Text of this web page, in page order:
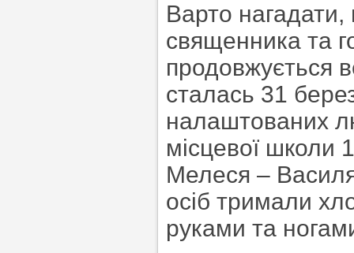
Варто нагадати,
священника та
продовжується
сталась 31
налаштованих
місцевої школи
Мелеся –
осіб тримали
руками та